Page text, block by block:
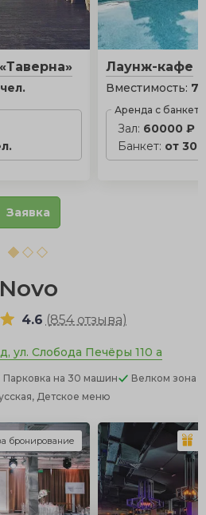
Лаунж-кафе
Вместимость:
Аренда с
Зал: 60000 ₽
Банкет: от
Заявка
Novo
4.6 (854 отзыва)
ул. Слобода Печёры 110 а
Парковка на 30 машин
Велком зона
Детское меню
бронирование